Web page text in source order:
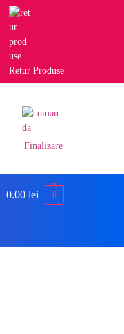
Retur Produse
Finalizare
0.00 lei 0